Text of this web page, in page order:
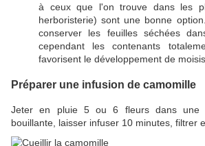
à ceux que l'on trouve dans les
herboristerie) sont une bonne
conserver les feuilles séchées
cependant les contenants
favorisent le développement de
Préparer une infusion de camomille
Jeter en pluie 5 ou 6 fleurs dans une
bouillante, laisser infuser 10 minutes, filtrer